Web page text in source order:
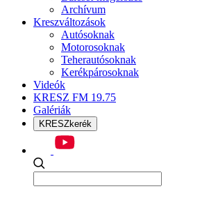
Archívum
Kreszváltozások
Autósoknak
Motorosoknak
Teherautósoknak
Kerékpárosoknak
Videók
KRESZ FM 19.75
Galériák
KRESZkerék